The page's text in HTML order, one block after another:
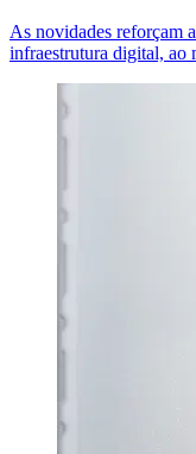
As novidades reforçam
infraestrutura digital, ao